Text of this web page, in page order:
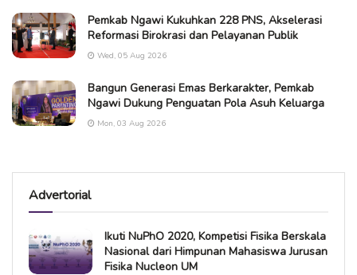
Pemkab Ngawi Kukuhkan 228 PNS, Akselerasi
Reformasi Birokrasi dan Pelayanan Publik
Wed, 05 Aug 2026
Bangun Generasi Emas Berkarakter, Pemkab
Ngawi Dukung Penguatan Pola Asuh Keluarga
Mon, 03 Aug 2026
Advertorial
Ikuti NuPhO 2020, Kompetisi Fisika Berskala
Nasional dari Himpunan Mahasiswa Jurusan
Fisika Nucleon UM